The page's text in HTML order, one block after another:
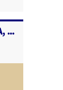
el arte verdadero de
¡DATE IMPORTANCIA, imbécil!
10:11 pm
¡DATE